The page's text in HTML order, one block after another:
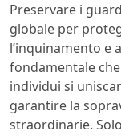
Preservare i
globale per
l’inquinamento e
fondamentale
individui si
garantire la
straordinarie.